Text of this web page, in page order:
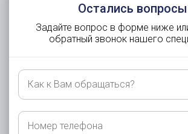
Остались
Задайте вопрос в форме ниже
обратный звонок нашего
Как
Вам
обращаться?
Номер
телефона